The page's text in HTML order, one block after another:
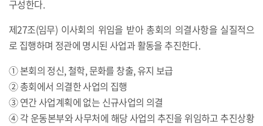
구성한다.
제27조(임무) 이사회의 위임을 받아 총회의 의결사항을 실질적으
로 집행하며 정관에 명시된 사업과 활동을 추진한다.
① 본회의 정신, 철학, 문화를 창출, 유지 보급
② 총회에서 의결한 사업의 집행
③ 연간 사업계획에 없는 신규사업의 의결
④ 각 운동본부와 사무처에 해당 사업의 추진을 위임하고 추진상황